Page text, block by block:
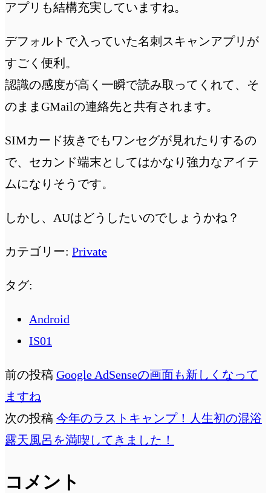
アプリも結構充実していますね。
デフォルトで入っていた名刺スキャンアプリが
すごく便利。
認識の感度が高く一瞬で読み取ってくれて、そ
のままGMailの連絡先と共有されます。
SIMカード抜きでもワンセグが見れたりするの
で、セカンド端末としてはかなり強力なアイテ
ムになりそうです。
しかし、AUはどうしたいのでしょうかね？
カテゴリー: Private
タグ:
Android
IS01
前の投稿 Google AdSenseの画面も新しくなって
ますね
次の投稿 今年のラストキャンプ！人生初の混浴
露天風呂を満喫してきました！
コメント